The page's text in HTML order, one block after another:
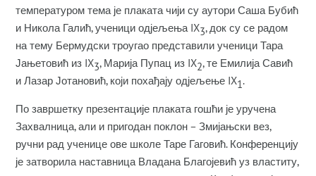
температуром тема је плаката чији су аутори Саша Бубић
и Никола Галић, ученици одјељења IX3, док су се радом
на тему Бермудски троугао представили ученици Тара
Јањетовић из IX3, Марија Пупац из IX2, те Емилија Савић
и Лазар Јотановић, који похађају одјељење IX1 .
По завршетку презентације плаката гошћи је уручена
Захвалница, али и пригодан поклон – Змијањски вез,
ручни рад ученице ове школе Таре Гаговић. Конференцију
је затворила наставница Владана Благојевић уз властиту,